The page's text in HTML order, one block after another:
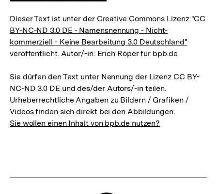
Dieser Text ist unter der Creative Commons Lizenz "CC
BY-NC-ND 3.0 DE - Namensnennung - Nicht-
kommerziell - Keine Bearbeitung 3.0 Deutschland"
veröffentlicht. Autor/-in: Erich Röper für bpb.de
Sie dürfen den Text unter Nennung der Lizenz CC BY-
NC-ND 3.0 DE und des/der Autors/-in teilen.
Urheberrechtliche Angaben zu Bildern / Grafiken /
Videos finden sich direkt bei den Abbildungen.
Sie wollen einen Inhalt von bpb.de nutzen?